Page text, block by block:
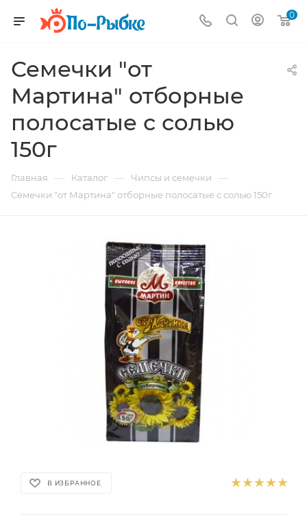
0
Семечки "от
Мартина" отборные
полосатые с солью
150г
Главная — Каталог — Чипсы и семечки —
Семечки "от Мартина" отборные полосатые с солью 150г
В ИЗБРАННОЕ